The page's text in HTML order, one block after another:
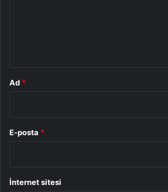
Ad *
E-posta *
İnternet sitesi